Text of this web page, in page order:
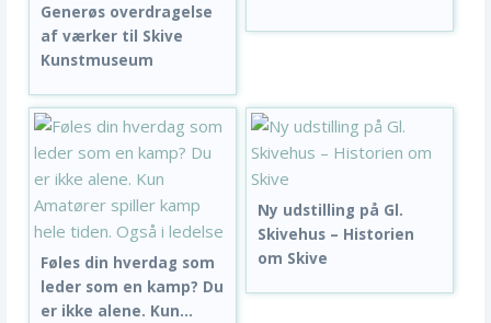
Generøs overdragelse
af værker til Skive
Kunstmuseum
Føles din hverdag som
leder som en kamp? Du
er ikke alene. Kun...
Ny udstilling på Gl.
Skivehus – Historien
om Skive